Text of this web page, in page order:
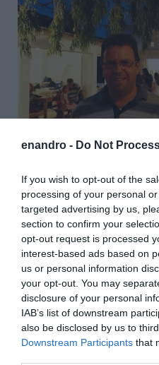
enandro - Do Not
If you wish to opt-out of the
processing of your personal
targeted advertising by us,
section to confirm your
opt-out request is processed
interest-based ads based on
us or personal information
your opt-out. You may
disclosure of your personal
IAB’s list of downstream
also be disclosed by us to
Downstream Participants that
Ο Δημήτρης Γριμάνης, ο
απίστευτο ζήλο το
Νοιώσαμε πως τους είχαμε
αρκετή ώρα μιλώντας
μοναστήρι, το ξεχωριστό
Και για την Άνδρο που
Νότο. Όμως αυτό πολλοί